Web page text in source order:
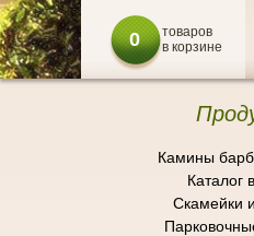
0
товаров
в корзине
Камины
Каталог
Скамейки